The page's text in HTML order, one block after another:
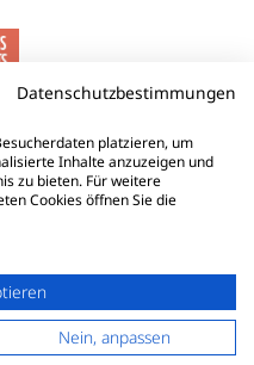
Datenschutzbestimmungen
platzieren, um
Inhalte anzuzeigen und
zu bieten. Für weitere
Cookies öffnen Sie die
Nein, anpassen